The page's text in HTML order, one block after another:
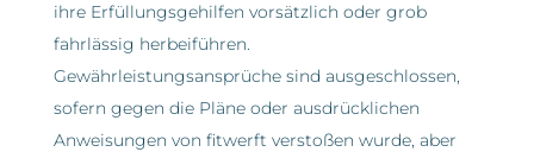
ihre Erfüllungsgehilfen vorsätzlich oder grob
fahrlässig herbeiführen.
Gewährleistungsansprüche sind ausgeschlossen,
sofern gegen die Pläne oder ausdrücklichen
Anweisungen von fitwerft verstoßen wurde, aber